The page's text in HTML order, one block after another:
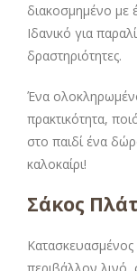
διακοσμημένο με
Ιδανικό για
δραστηριότητες.
Ένα
πρακτικότητα,
στο παιδί ένα
καλοκαίρι!
Σάκος
Κατασκευασμένος
περιβάλλον λινό,